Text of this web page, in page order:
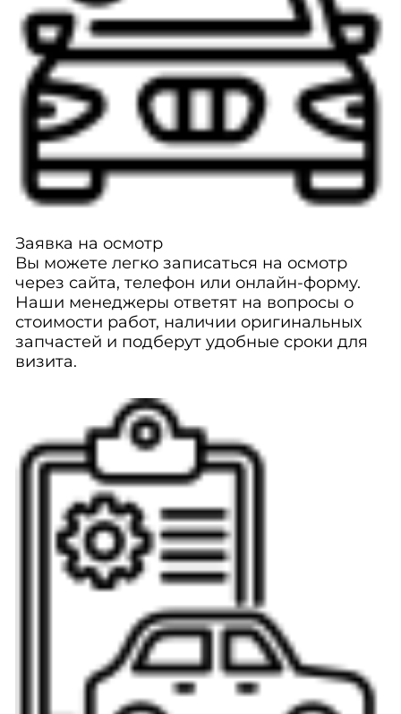
Заявка на осмотр
Вы можете легко записаться на осмотр
через сайта, телефон или онлайн-форму.
Наши менеджеры ответят на вопросы о
стоимости работ, наличии оригинальных
запчастей и подберут удобные сроки для
визита.